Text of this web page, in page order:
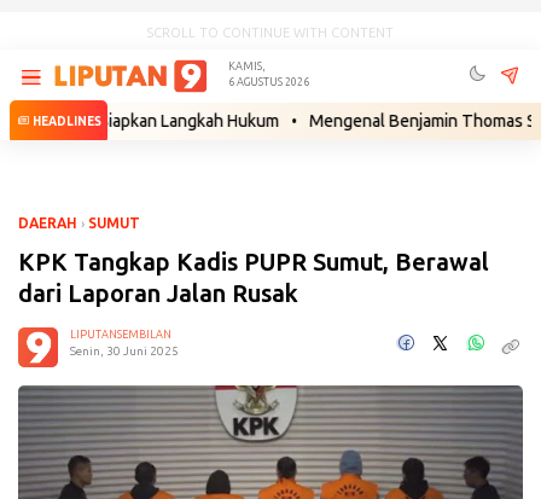
SCROLL TO CONTINUE WITH CONTENT
KAMIS,
6 AGUSTUS 2026
HEADLINES
Siapkan Langkah Hukum • Mengenal Benjamin Thomas Sigar,
DAERAH › SUMUT
KPK Tangkap Kadis PUPR Sumut, Berawal
dari Laporan Jalan Rusak
LIPUTANSEMBILAN
Senin, 30 Juni 2025